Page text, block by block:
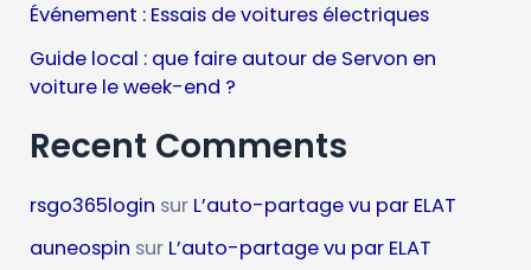
Événement : Essais de voitures électriques
Guide local : que faire autour de Servon en
voiture le week-end ?
Recent Comments
rsgo365login sur L’auto-partage vu par ELAT
auneospin sur L’auto-partage vu par ELAT